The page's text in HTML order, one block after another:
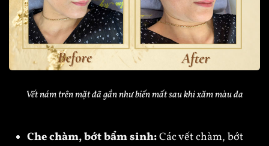
Vết nám trên mặt đã gần như biến mất sau khi xăm màu da
Che chàm, bớt bẩm sinh:Các vết chàm, bớt